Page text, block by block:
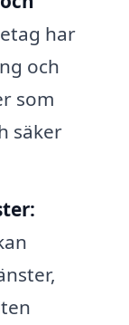
har
och
som
säker